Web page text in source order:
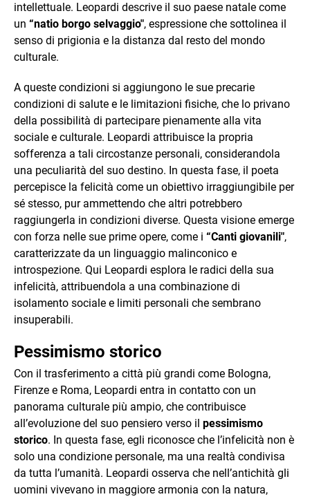
intellettuale. Leopardi descrive il suo paese natale come
un “natio borgo selvaggio", espressione che sottolinea il
senso di prigionia e la distanza dal resto del mondo
culturale.
A queste condizioni si aggiungono le sue precarie
condizioni di salute e le limitazioni fisiche, che lo privano
della possibilità di partecipare pienamente alla vita
sociale e culturale. Leopardi attribuisce la propria
sofferenza a tali circostanze personali, considerandola
una peculiarità del suo destino. In questa fase, il poeta
percepisce la felicità come un obiettivo irraggiungibile per
sé stesso, pur ammettendo che altri potrebbero
raggiungerla in condizioni diverse. Questa visione emerge
con forza nelle sue prime opere, come i “Canti giovanili",
caratterizzate da un linguaggio malinconico e
introspezione. Qui Leopardi esplora le radici della sua
infelicità, attribuendola a una combinazione di
isolamento sociale e limiti personali che sembrano
insuperabili.
Pessimismo storico
Con il trasferimento a città più grandi come Bologna,
Firenze e Roma, Leopardi entra in contatto con un
panorama culturale più ampio, che contribuisce
all’evoluzione del suo pensiero verso il pessimismo
storico. In questa fase, egli riconosce che l’infelicità non è
solo una condizione personale, ma una realtà condivisa
da tutta l’umanità. Leopardi osserva che nell’antichità gli
uomini vivevano in maggiore armonia con la natura,